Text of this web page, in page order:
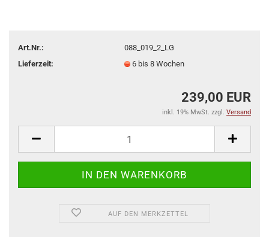
Art.Nr.:
088_019_2_LG
Lieferzeit:
6 bis 8 Wochen
239,00 EUR
inkl. 19% MwSt. zzgl. Versand
AUF DEN MERKZETTEL